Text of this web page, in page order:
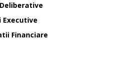
Financiare